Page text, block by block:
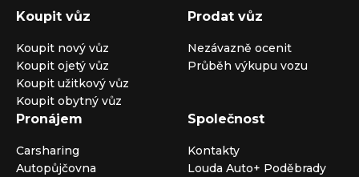
Koupit vůz
Koupit nový vůz
Koupit ojetý vůz
Koupit užitkový vůz
Koupit obytný vůz
Prodat vůz
Nezávazně ocenit
Průběh výkupu vozu
Pronájem
Carsharing
Autopůjčovna
Společnost
Kontakty
Louda Auto+ Poděbrady